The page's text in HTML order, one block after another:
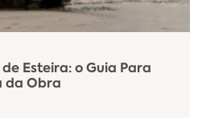
Esteira: o Guia Para
da Obra